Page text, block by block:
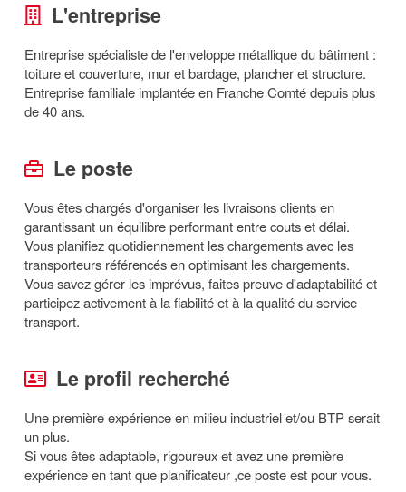
L'entreprise
Entreprise spécialiste de l'enveloppe métallique du bâtiment :
toiture et couverture, mur et bardage, plancher et structure.
Entreprise familiale implantée en Franche Comté depuis plus
de 40 ans.
Le poste
Vous êtes chargés d'organiser les livraisons clients en
garantissant un équilibre performant entre couts et délai.
Vous planifiez quotidiennement les chargements avec les
transporteurs référencés en optimisant les chargements.
Vous savez gérer les imprévus, faites preuve d'adaptabilité et
participez activement à la fiabilité et à la qualité du service
transport.
Le profil recherché
Une première expérience en milieu industriel et/ou BTP serait
un plus.
Si vous êtes adaptable, rigoureux et avez une première
expérience en tant que planificateur ,ce poste est pour vous.